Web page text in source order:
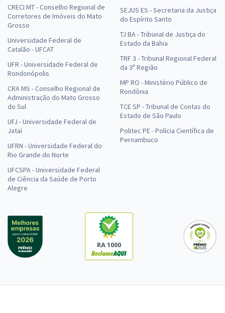
CRECI MT - Conselho Regional de
Corretores de Imóveis do Mato
Grosso
Universidade Federal de
Catalão - UFCAT
UFR - Universidade Federal de
Rondonópolis
CRA MS - Conselho Regional de
Administração do Mato Grosso
do Sul
UFJ - Universidade Federal de
Jataí
UFRN - Universidade Federal do
Rio Grande do Norte
UFCSPA - Universidade Federal
de Ciência da Saúde de Porto
Alegre
SEJUS ES - Secretaria da Justiça
do Espírito Santo
TJ BA - Tribunal de Justiça do
Estado da Bahia
TRF 3 - Tribunal Regional Federal
da 3ª Região
MP RO - Ministério Público de
Rondônia
TCE SP - Tribunal de Contas do
Estado de São Paulo
Politec PE - Polícia Científica de
Pernambuco
RA 1000